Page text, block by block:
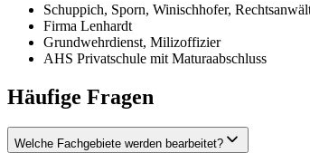
Schuppich, Sporn, Winischhofer,
Firma Lenhardt
Grundwehrdienst, Milizoffizier
AHS Privatschule mit Maturaabschluss
Häufige Fragen
Welche Fachgebiete werden bearbeitet?